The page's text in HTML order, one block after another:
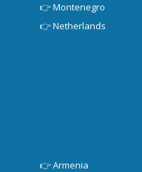
👉Montenegro
👉Netherlands
👉Armenia